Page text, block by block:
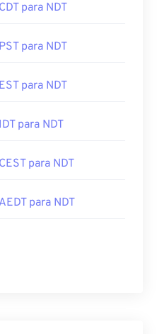
CDT para NDT
PST para NDT
EST para NDT
IDT para NDT
CEST para NDT
AEDT para NDT